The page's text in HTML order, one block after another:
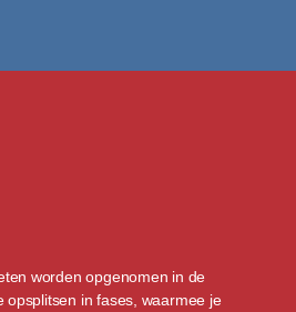
worden opgenomen in de
opsplitsen in fases, waarmee je